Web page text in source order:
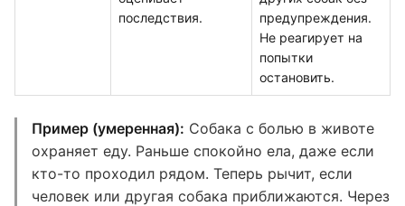
последствия.
предупреждения.
Не реагирует на
попытки
остановить.
Пример (умеренная): Собака с болью в животе
охраняет еду. Раньше спокойно ела, даже если
кто-то проходил рядом. Теперь рычит, если
человек или другая собака приближаются. Через